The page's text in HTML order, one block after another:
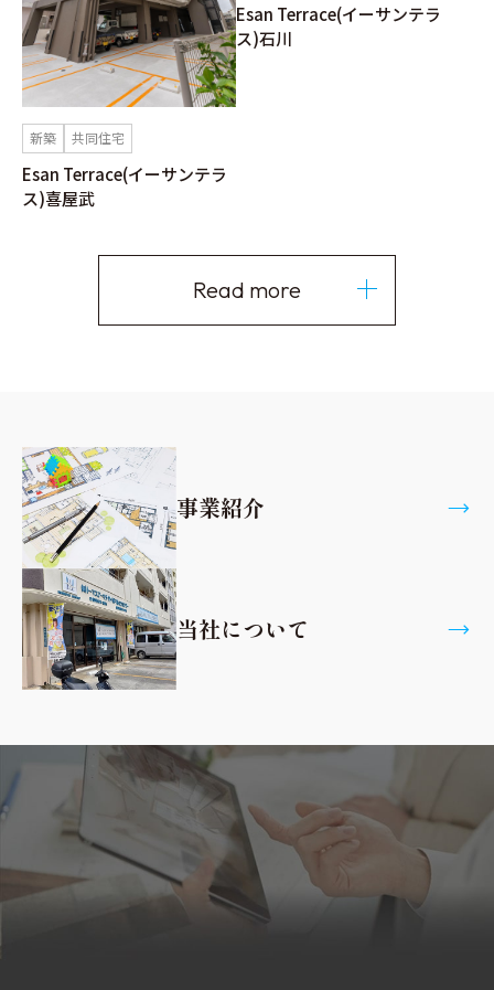
新築 共同住宅
Esan Terrace(イーサンテラ
ス)喜屋武
Esan Terrace(イーサンテラ
ス)石川
Read more
事業紹介
当社について